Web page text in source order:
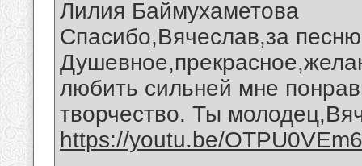
Лилия Баймухаметова
Спасибо,Вячеслав,за
любить сильней мне
творчество. Ты
https://youtu.be/